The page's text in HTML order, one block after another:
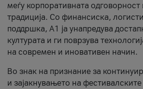
меѓу корпоративната одговорност
традиција. Со финансиска,
поддршка, A1 ја унапредува
културата и ги поврзува
на современ и иновативен начин.
Во знак на признание за
и зајакнувањето на